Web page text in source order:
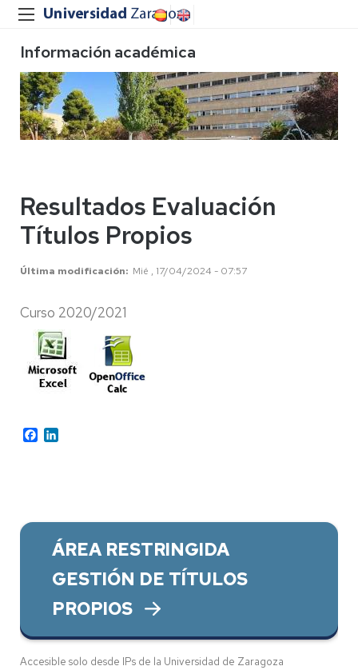
Información académica
Resultados Evaluación
Títulos Propios
Última modificación Mié , 17/04/2024 - 07:57
Curso 2020/2021
Facebook
ÁREA RESTRINGIDA
GESTIÓN DE TÍTULOS
PROPIOS
Accesible solo desde IPs de la Universidad de Zaragoza